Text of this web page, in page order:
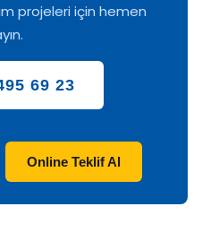
projeleri için hemen
69 23
Online Teklif Al